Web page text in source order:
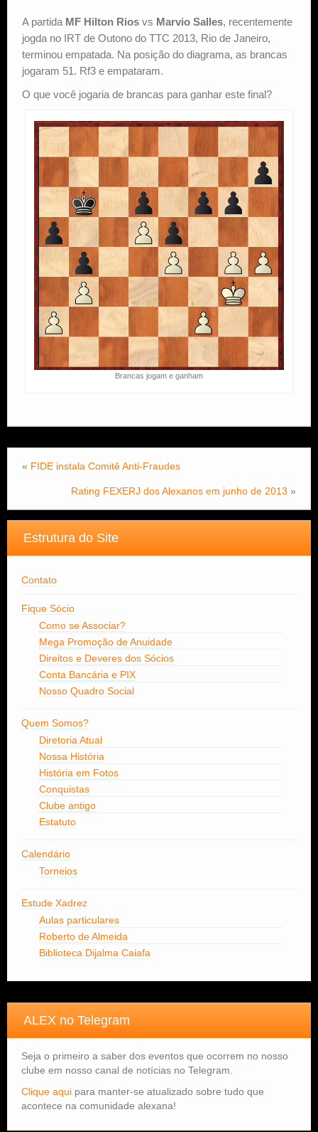
Estude Xadrez
A partida MF Hilton Rios vs Marvio Salles, recentemente
jogda no IRT de Outono do TTC 2013, Rio de Janeiro,
terminou empatada. Na posição do diagrama, as brancas
jogaram 51. Rf3 e empataram.
O que você jogaria de brancas para ganhar este final?
Brancas jogam e ganham
« FIDE instala Comitê Anti-Fraudes
Rating FEXERJ dos Alexanos em junho de 2013 »
Estrutura do Site
Contato
Fique Sócio
Como se Associar?
Mega Promoção de Anuidade
Direitos e Deveres dos Sócios
Conta Bancária e PIX
Nosso Quadro Social
Quem Somos?
Diretoria Atual
Nossa História
História em Fotos
Conquistas
Clube antigo
Estatuto
Calendário
Torneios
Estude Xadrez
Aulas particulares
Roberto de Almeida
Biblioteca Dijalma Caiafa
ALEX no Telegram
Seja o primeiro a saber dos eventos que ocorrem no nosso
clube em nosso canal de notícias no Telegram.
Clique aqui para manter-se atualizado sobre tudo que
acontece na comunidade alexana!